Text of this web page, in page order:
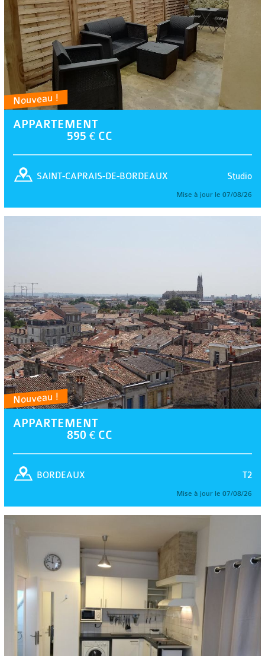
Nouveau !
APPARTEMENT
595 € CC
Studio
SAINT-CAPRAIS-DE-BORDEAUX
Mise à jour le 07/08/26
Nouveau !
APPARTEMENT
850 € CC
T2
BORDEAUX
Mise à jour le 07/08/26